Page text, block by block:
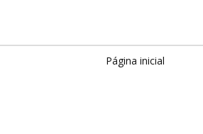
Página inicial